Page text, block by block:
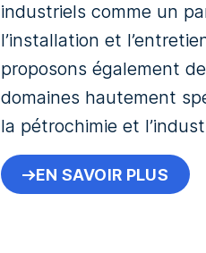
industriels comme un
l’installation et
proposons également
domaines hautement
la pétrochimie et
EN SAVOIR PLUS